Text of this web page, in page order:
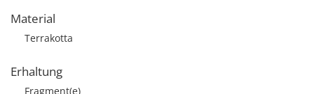
Material
Terrakotta
Erhaltung
Fragment(e)